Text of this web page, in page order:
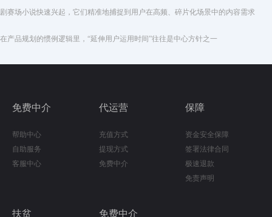
剧赛场小说快速兴起，它们精准地捕捉到用户在高频、碎片化场景中的内容需求
在产品规划的惯例逻辑里，“延伸用户运用时间”往往是中心方针之一
免费中介
帮助中心
自助服务
客服中心
代运营
充值方式
提现方式
免费中介
保障
资金安全保障
签署法律合同
极速退款
免责声明
扶贫 免费中介